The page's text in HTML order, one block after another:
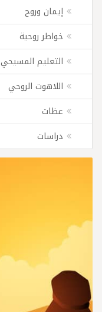
إيمان وروح
خواطر روحية
التعليم المسيحي
اللاهوت الروحي
عظات
دراسات